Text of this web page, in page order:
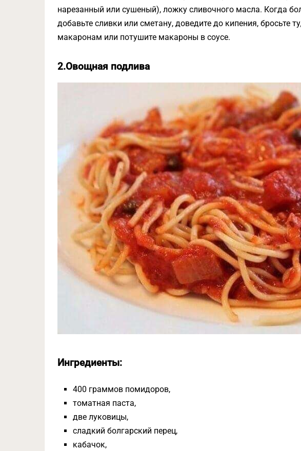
нарезанный или сушеный), ложку сливочного масла. Когда
добавьте сливки или сметану, доведите до кипения, бросьте
макаронам или потушите макароны в соусе.
2.Овощная подлива
Ингредиенты:
400 граммов помидоров,
томатная паста,
две луковицы,
сладкий болгарский перец,
кабачок,